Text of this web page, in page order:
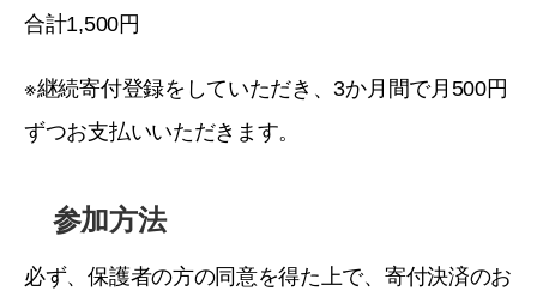
合計1,500円
※継続寄付登録をしていただき、3か月間で月500円
ずつお支払いいただきます。
参加方法
必ず、保護者の方の同意を得た上で、寄付決済のお